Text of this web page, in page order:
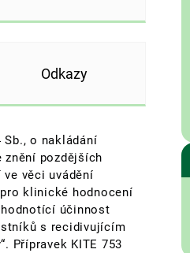
Odkazy
o nakládání
pozdějších
věci uvádění
klinické hodnocení
hodnotící účinnost
s recidivujícím
Přípravek KITE 753